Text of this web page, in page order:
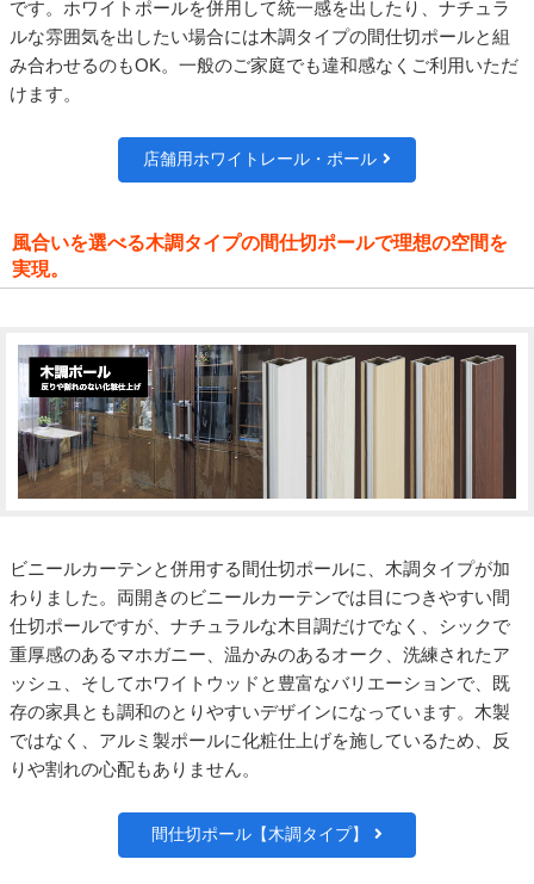
です。ホワイトポールを併用して統一感を出したり、ナチュラ
ルな雰囲気を出したい場合には木調タイプの間仕切ポールと組
み合わせるのもOK。一般のご家庭でも違和感なくご利用いただ
けます。
店舗用ホワイトレール・ポール
風合いを選べる木調タイプの間仕切ポールで理想の空間を
実現。
ビニールカーテンと併用する間仕切ポールに、木調タイプが加
わりました。両開きのビニールカーテンでは目につきやすい間
仕切ポールですが、ナチュラルな木目調だけでなく、シックで
重厚感のあるマホガニー、温かみのあるオーク、洗練されたア
ッシュ、そしてホワイトウッドと豊富なバリエーションで、既
存の家具とも調和のとりやすいデザインになっています。木製
ではなく、アルミ製ポールに化粧仕上げを施しているため、反
りや割れの心配もありません。
間仕切ポール【木調タイプ】